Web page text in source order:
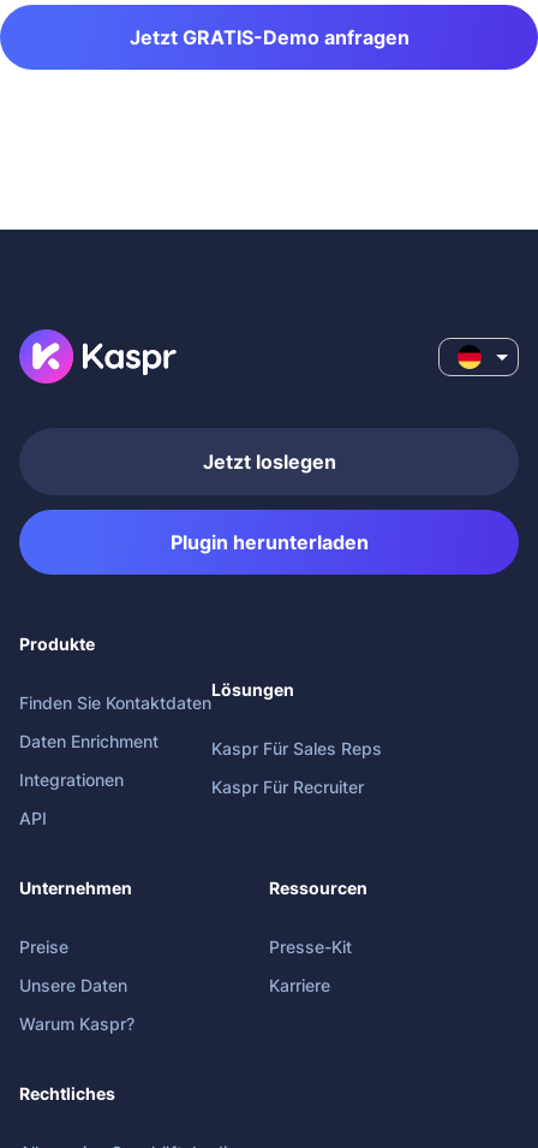
Jetzt GRATIS-Demo anfragen
Jetzt loslegen
Plugin herunterladen
Produkte
Finden Sie Kontaktdaten
Daten Enrichment
Integrationen
API
Lösungen
Kaspr Für Sales Reps
Kaspr Für Recruiter
Unternehmen
Preise
Unsere Daten
Warum Kaspr?
Ressourcen
Presse-Kit
Karriere
Rechtliches